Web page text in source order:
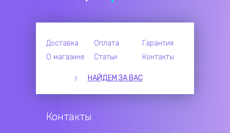
Доставка Оплата
Гарантия
О магазине
Статьи Контакты
НАЙДЕМ ЗА ВАС
Контакты